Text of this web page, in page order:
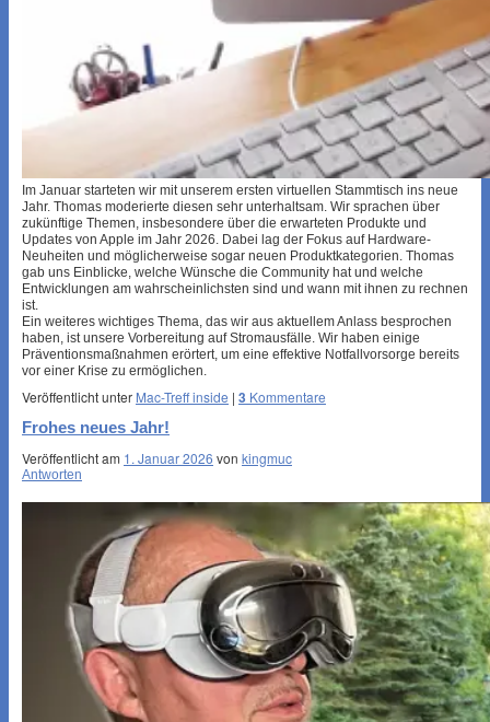
Im Januar starteten wir mit unserem ersten virtuellen Stammtisch ins neue
Jahr. Thomas moderierte diesen sehr unterhaltsam. Wir sprachen über
zukünftige Themen, insbesondere über die erwarteten Produkte und
Updates von Apple im Jahr 2026. Dabei lag der Fokus auf Hardware-
Neuheiten und möglicherweise sogar neuen Produktkategorien. Thomas
gab uns Einblicke, welche Wünsche die Community hat und welche
Entwicklungen am wahrscheinlichsten sind und wann mit ihnen zu rechnen
ist.
Ein weiteres wichtiges Thema, das wir aus aktuellem Anlass besprochen
haben, ist unsere Vorbereitung auf Stromausfälle. Wir haben einige
Präventionsmaßnahmen erörtert, um eine effektive Notfallvorsorge bereits
vor einer Krise zu ermöglichen.
Veröffentlicht unter Mac-Treff inside | 3 Kommentare
Frohes neues Jahr!
Veröffentlicht am 1. Januar 2026 von kingmuc
Antworten